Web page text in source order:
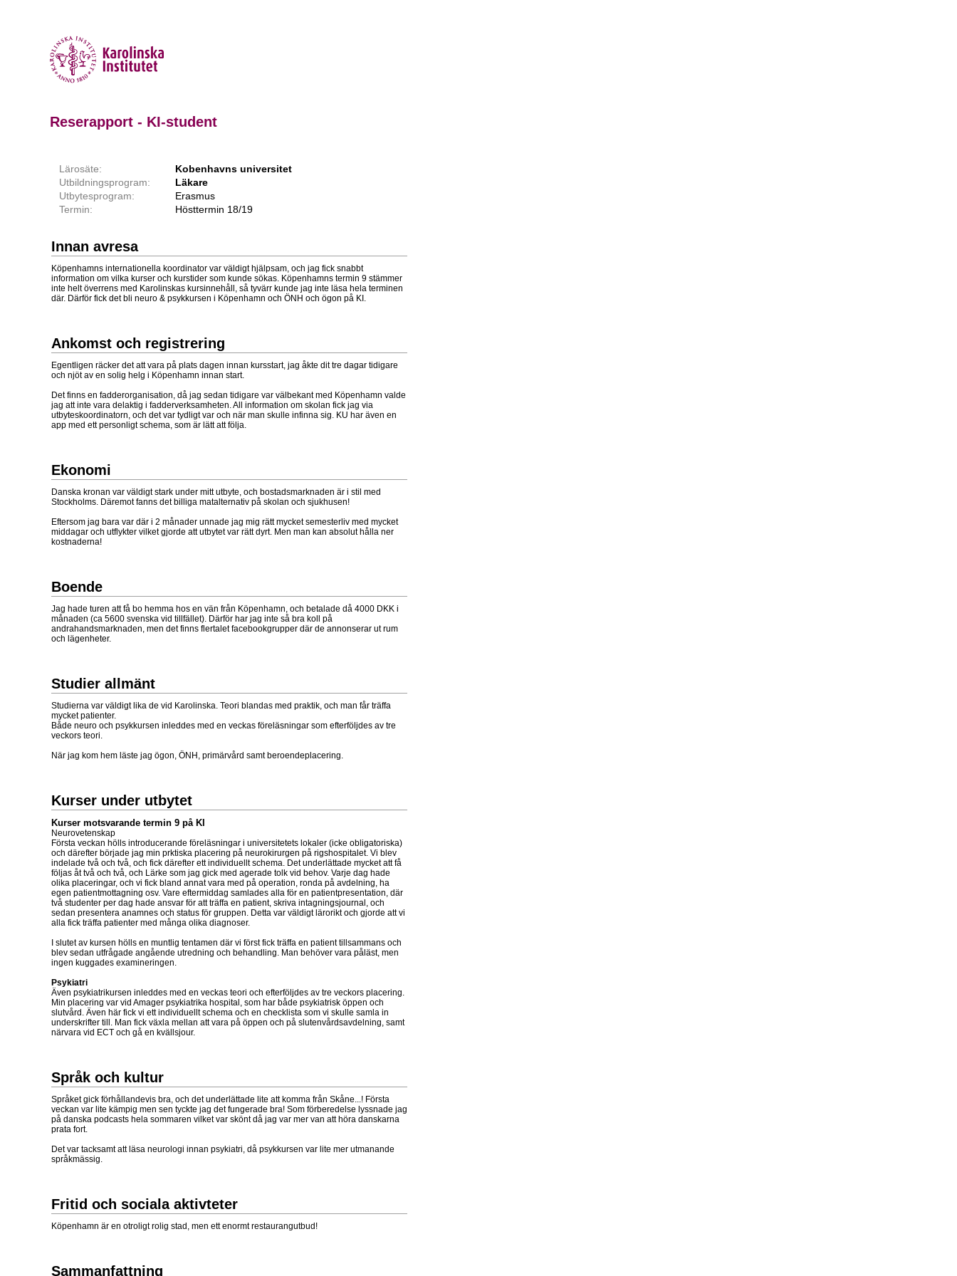
Reserapport - KI-student
Lärosäte:
Kobenhavns universitet
Utbildningsprogram:
Läkare
Utbytesprogram:
Erasmus
Termin:
Hösttermin 18/19
Innan avresa
Köpenhamns internationella koordinator var väldigt hjälpsam, och jag fick snabbt
information om vilka kurser och kurstider som kunde sökas. Köpenhamns termin 9 stämmer
inte helt överrens med Karolinskas kursinnehåll, så tyvärr kunde jag inte läsa hela terminen
där. Därför fick det bli neuro & psykkursen i Köpenhamn och ÖNH och ögon på KI.
Ankomst och registrering
Egentligen räcker det att vara på plats dagen innan kursstart, jag åkte dit tre dagar tidigare
och njöt av en solig helg i Köpenhamn innan start.
Det finns en fadderorganisation, då jag sedan tidigare var välbekant med Köpenhamn valde
jag att inte vara delaktig i fadderverksamheten. All information om skolan fick jag via
utbyteskoordinatorn, och det var tydligt var och när man skulle infinna sig. KU har även en
app med ett personligt schema, som är lätt att följa.
Ekonomi
Danska kronan var väldigt stark under mitt utbyte, och bostadsmarknaden är i stil med
Stockholms. Däremot fanns det billiga matalternativ på skolan och sjukhusen!
Eftersom jag bara var där i 2 månader unnade jag mig rätt mycket semesterliv med mycket
middagar och utflykter vilket gjorde att utbytet var rätt dyrt. Men man kan absolut hålla ner
kostnaderna!
Boende
Jag hade turen att få bo hemma hos en vän från Köpenhamn, och betalade då 4000 DKK i
månaden (ca 5600 svenska vid tillfället). Därför har jag inte så bra koll på
andrahandsmarknaden, men det finns flertalet facebookgrupper där de annonserar ut rum
och lägenheter.
Studier allmänt
Studierna var väldigt lika de vid Karolinska. Teori blandas med praktik, och man får träffa
mycket patienter.
Både neuro och psykkursen inleddes med en veckas föreläsningar som efterföljdes av tre
veckors teori.
När jag kom hem läste jag ögon, ÖNH, primärvård samt beroendeplacering.
Kurser under utbytet
Kurser motsvarande termin 9 på KI
Neurovetenskap
Första veckan hölls introducerande föreläsningar i universitetets lokaler (icke obligatoriska)
och därefter började jag min prktiska placering på neurokirurgen på rigshospitalet. Vi blev
indelade två och två, och fick därefter ett individuellt schema. Det underlättade mycket att få
följas åt två och två, och Lärke som jag gick med agerade tolk vid behov. Varje dag hade
olika placeringar, och vi fick bland annat vara med på operation, ronda på avdelning, ha
egen patientmottagning osv. Vare eftermiddag samlades alla för en patientpresentation, där
två studenter per dag hade ansvar för att träffa en patient, skriva intagningsjournal, och
sedan presentera anamnes och status för gruppen. Detta var väldigt lärorikt och gjorde att vi
alla fick träffa patienter med många olika diagnoser.
I slutet av kursen hölls en muntlig tentamen där vi först fick träffa en patient tillsammans och
blev sedan utfrågade angående utredning och behandling. Man behöver vara påläst, men
ingen kuggades examineringen.
Psykiatri
Även psykiatrikursen inleddes med en veckas teori och efterföljdes av tre veckors placering.
Min placering var vid Amager psykiatrika hospital, som har både psykiatrisk öppen och
slutvård. Även här fick vi ett individuellt schema och en checklista som vi skulle samla in
underskrifter till. Man fick växla mellan att vara på öppen och på slutenvårdsavdelning, samt
närvara vid ECT och gå en kvällsjour.
Språk och kultur
Språket gick förhållandevis bra, och det underlättade lite att komma från Skåne...! Första
veckan var lite kämpig men sen tyckte jag det fungerade bra! Som förberedelse lyssnade jag
på danska podcasts hela sommaren vilket var skönt då jag var mer van att höra danskarna
prata fort.
Det var tacksamt att läsa neurologi innan psykiatri, då psykkursen var lite mer utmanande
språkmässig.
Fritid och sociala aktivteter
Köpenhamn är en otroligt rolig stad, men ett enormt restaurangutbud!
Sammanfattning